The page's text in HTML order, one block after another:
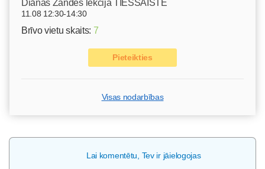
Diānas Zandes lekcija TIEŠSAISTĒ
11.08 12:30-14:30
Brīvo vietu skaits: 7
Pieteikties
Visas nodarbības
Lai komentētu, Tev ir jāielogojas